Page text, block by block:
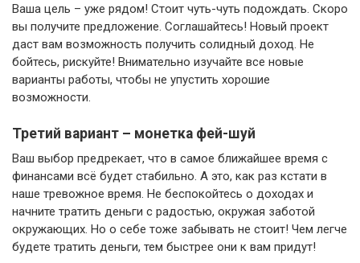
Ваша цель – уже рядом! Стоит чуть-чуть подождать. Скоро
вы получите предложение. Соглашайтесь! Новый проект
даст вам возможность получить солидный доход. Не
бойтесь, рискуйте! Внимательно изучайте все новые
варианты работы, чтобы не упустить хорошие
возможности.
Третий вариант – монетка фей-шуй
Ваш выбор предрекает, что в самое ближайшее время с
финансами всё будет стабильно. А это, как раз кстати в
наше тревожное время. Не беспокойтесь о доходах и
начните тратить деньги с радостью, окружая заботой
окружающих. Но о себе тоже забывать не стоит! Чем легче
будете тратить деньги, тем быстрее они к вам придут!